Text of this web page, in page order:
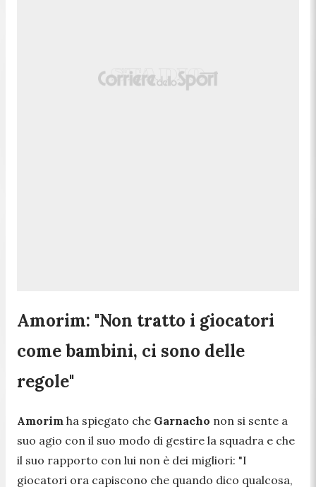
Amorim: "Non tratto i giocatori
come bambini, ci sono delle
regole"
Amorim ha spiegato che Garnacho non si sente a
suo agio con il suo modo di gestire la squadra e che
il suo rapporto con lui non è dei migliori: "I
giocatori ora capiscono che quando dico qualcosa,